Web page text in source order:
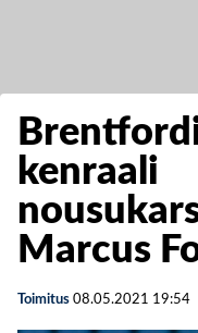
kenraali
Marcus
Toimitus 08.05.2021 19:54